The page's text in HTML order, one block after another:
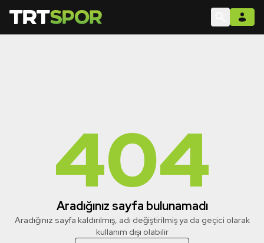
404
Aradığınız sayfa bulunamadı
Aradığınız sayfa kaldırılmış, adı değiştirilmiş ya da geçici olarak
kullanım dışı olabilir